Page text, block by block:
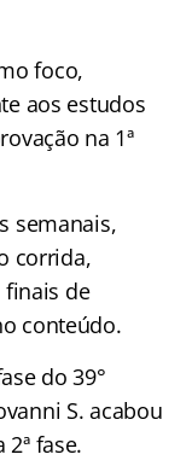
foco,
aos estudos
na 1ª
semanais,
corrida,
de
conteúdo.
do 39°
S. acabou
fase.